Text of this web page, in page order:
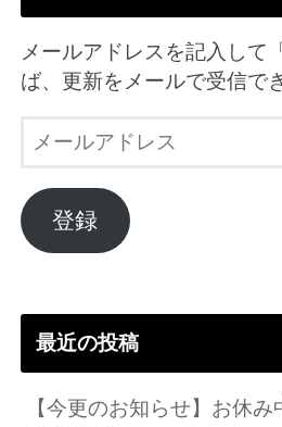
メールアドレスを記入して
ば、更新をメールで受信で
ル
ア
ド
登録
最近の投稿
【今更のお知らせ】お休み